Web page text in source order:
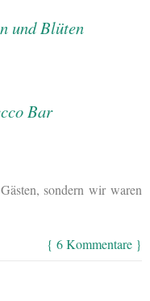
sondern wir waren
{ 6 Kommentare }